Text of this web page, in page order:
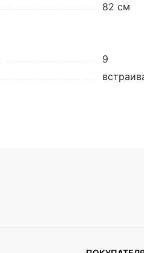
82 см
9